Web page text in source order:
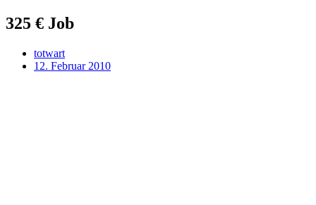
325 € Job
totwart
12. Februar 2010